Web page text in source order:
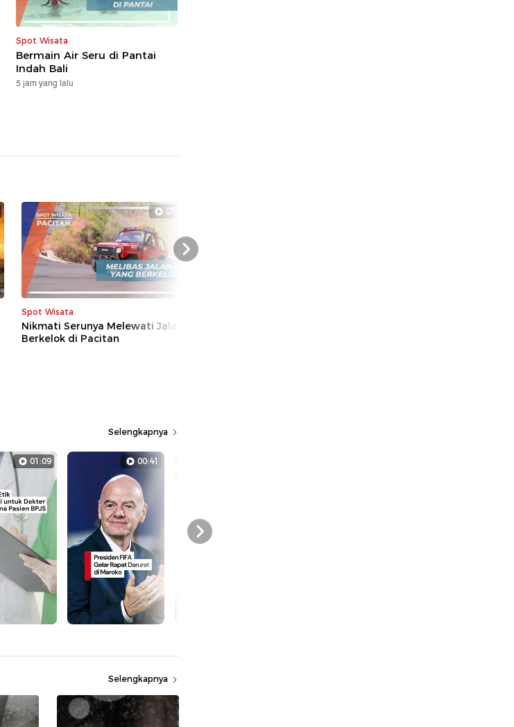
Spot Wisata
Bermain Air Seru di Pantai
Indah Bali
5 jam yang lalu
01:26
Spot Wisata
Nikmati Serunya Melewati Jalan
Berkelok di Pacitan
Next
Selengkapnya
01:09 00:41
Next
Selengkapnya